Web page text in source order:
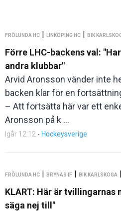
FRÖLUNDA HC | LINKÖPING HC | BIK
Förre LHC-backens val:
andra klubbar"
Arvid Aronsson vänder inte
backen klar för en
– Att fortsätta här var ett
Aronsson på k ...
Igår 12:12 - Hockeysverige
FRÖLUNDA HC | BRYNÄS IF | BIK KARLSKOGA |
KLART: Här är tvillingarnas
säga nej till"